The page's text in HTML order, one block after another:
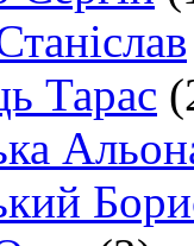
Тарас